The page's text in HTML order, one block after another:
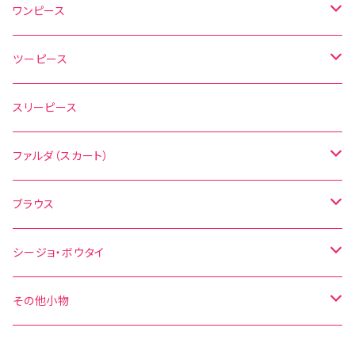
ワンピース
水玉
花柄
無地
その他の柄
ツーピース
水玉
花柄
無地
その他の柄
スリーピース
ファルダ（スカート）
水玉
花柄
無地
ブラウス
水玉
花柄
シージョ・ボウタイ
シージョ
その他小物